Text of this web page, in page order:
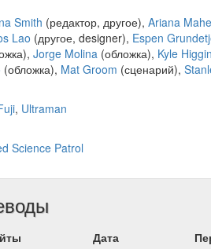
Smith (редактор, другое), Ariana
Lao (другое, designer), Espen
Jorge Molina (обложка), Kyle
(обложка), Mat Groom (сценарий),
, Ultraman
Science Patrol
Дата